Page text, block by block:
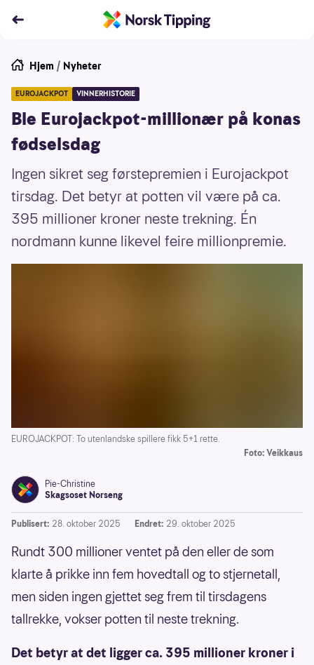
Hjem / Nyheter
EUROJACKPOT VINNERHISTORIE
Ble Eurojackpot-millionær på konas
fødselsdag
Ingen sikret seg førstepremien i Eurojackpot
tirsdag. Det betyr at potten vil være på ca.
395 millioner kroner neste trekning. Én
nordmann kunne likevel feire millionpremie.
EUROJACKPOT: To utenlandske spillere fikk 5+1 rette.
Foto: Veikkaus
Pie-Christine
Skagsoset Norseng
Publisert: 28. oktober 2025 Endret: 29. oktober 2025
Rundt 300 millioner ventet på den eller de som
klarte å prikke inn fem hovedtall og to stjernetall,
men siden ingen gjettet seg frem til tirsdagens
tallrekke, vokser potten til neste trekning.
Det betyr at det ligger ca. 395 millioner kroner i